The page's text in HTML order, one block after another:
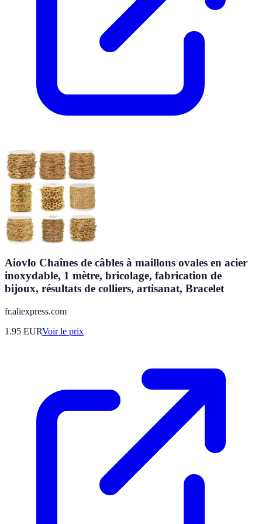
Aiovlo Chaînes de câbles à maillons ovales en acier
inoxydable, 1 mètre, bricolage, fabrication de
bijoux, résultats de colliers, artisanat, Bracelet
fr.aliexpress.com
1.95 EURVoir le prix